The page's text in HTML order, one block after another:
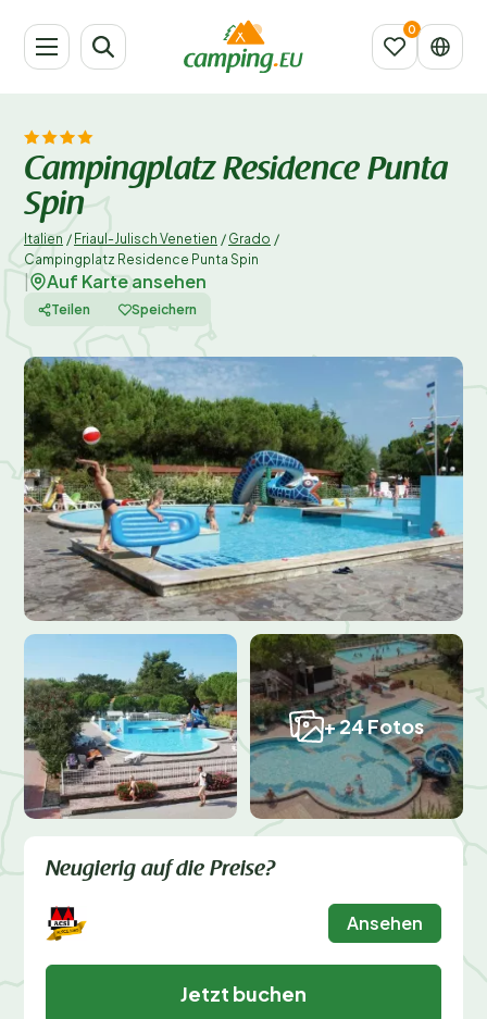
Campingplatz Residence Punta
Spin
Italien / Friaul-Julisch Venetien / Grado /
Campingplatz Residence Punta Spin
Auf Karte ansehen
Teilen Speichern
+ 24 Fotos
Neugierig auf die Preise?
Ansehen
Jetzt buchen